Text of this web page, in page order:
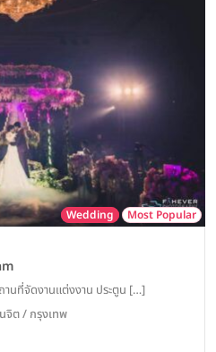
Wedding Most Popular
นที่จัดงานแต่งงาน ประตูน […]
จิต / กรุงเทพ